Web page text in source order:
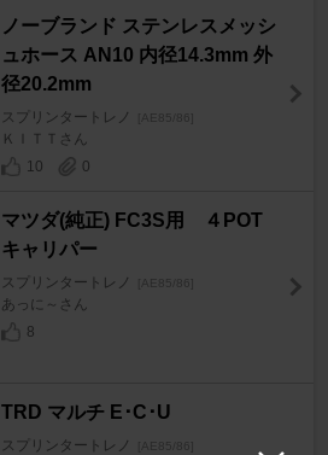
ノーブランド ステンレスメッシ
ュホース AN10 内径14.3mm 外
径20.2mm
スプリンタートレノ [AE85/86]
ＫＩＴＴさん
10
0
マツダ(純正) FC3S用 ４POT
キャリパー
スプリンタートレノ [AE85/86]
あっに～さん
8
TRD マルチ E･C･U
スプリンタートレノ [AE85/86]